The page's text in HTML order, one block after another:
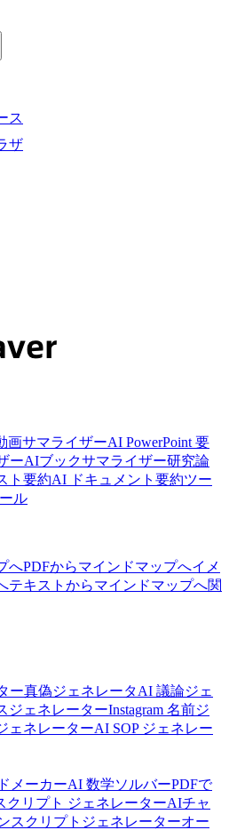
ス
ザ
画サマライザーAI PowerPoint 要
ーAIブックサマライザー研究論
ト要約AI ドキュメント要約ツー
ル
へPDFからマインドマップへイメ
テキストからマインドマップへ関
ー真偽ジェネレータAI 議論ジェ
ジェネレーターInstagram 名前ジ
ェネレーターAI SOP ジェネレー
メーカーAI 数学ソルバーPDFで
クリプト ジェネレーターAIチャ
スクリプトジェネレーターオー